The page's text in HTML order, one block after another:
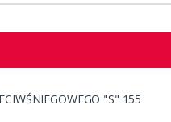
"S" 155